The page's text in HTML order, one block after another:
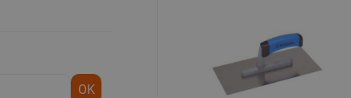
OK